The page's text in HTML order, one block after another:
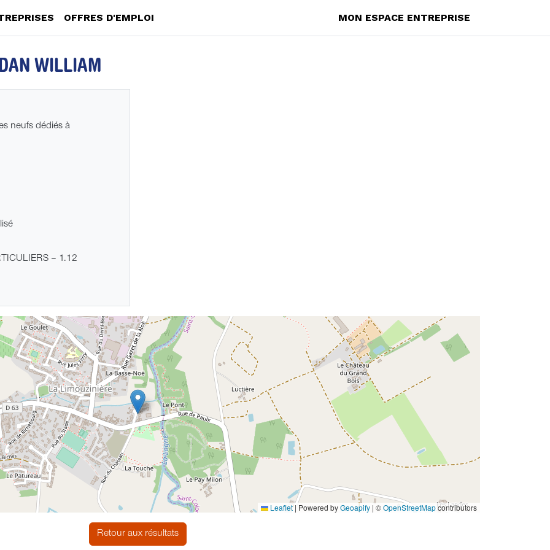
OFFRES D'EMPLOI MON ESPACE ENTREPRISE
WILLIAM
neufs dédiés à
‒ 1.12
Leaflet | Powered byGeoapify | ©OpenStreetMapcontributors
Retour aux résultats